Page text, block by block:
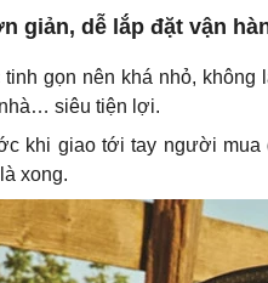
giản, dễ lắp đặt vận
gọn nên khá nhỏ,
siêu tiện lợi.
khi giao tới tay người mua
xong.